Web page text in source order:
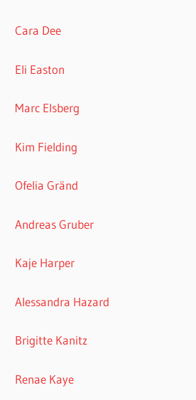
Cara Dee
Eli Easton
Marc Elsberg
Kim Fielding
Ofelia Gränd
Andreas Gruber
Kaje Harper
Alessandra Hazard
Brigitte Kanitz
Renae Kaye